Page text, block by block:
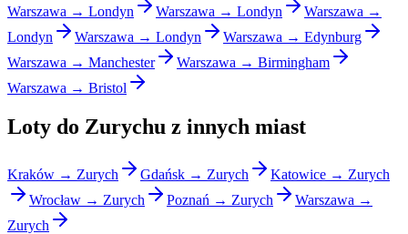
Warszawa → Londyn Warszawa → Londyn
Warszawa →
Londyn
Warszawa → Londyn
Warszawa → Edynburg
Warszawa → Manchester
Warszawa → Birmingham
Warszawa → Bristol
Loty do Zurychu z innych miast
Kraków → Zurych Gdańsk → Zurych
Katowice → Zurych
Wrocław → Zurych
Poznań → Zurych
Warszawa →
Zurych